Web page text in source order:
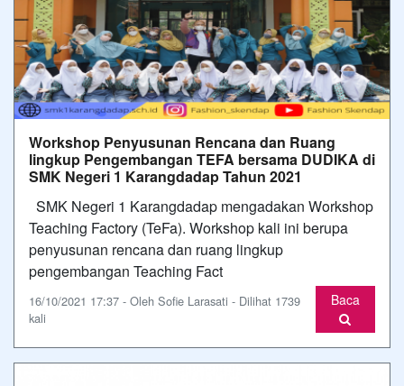
Workshop Penyusunan Rencana dan Ruang
lingkup Pengembangan TEFA bersama DUDIKA di
SMK Negeri 1 Karangdadap Tahun 2021
SMK Negeri 1 Karangdadap mengadakan Workshop
Teaching Factory (TeFa). Workshop kali ini berupa
penyusunan rencana dan ruang lingkup
pengembangan Teaching Fact
16/10/2021 17:37 - Oleh Sofie Larasati - Dilihat 1739
kali
Baca